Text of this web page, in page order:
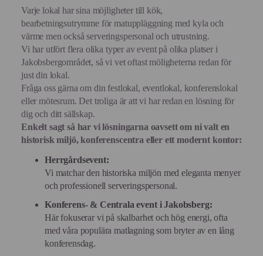
Varje lokal har sina möjligheter till kök,
bearbetningsutrymme för matuppläggning med kyla och
värme men också serveringspersonal och utrustning.
Vi har utfört flera olika typer av event på olika platser i
Jakobsbergområdet, så vi vet oftast möligheterna redan för
just din lokal.
Fråga oss gärna om din festlokal, eventlokal, konferenslokal
eller mötesrum. Det troliga är att vi har redan en lösning för
dig och ditt sällskap.
Enkelt sagt så har vi lösningarna oavsett om ni valt en
historisk miljö, konferenscentra eller ett modernt kontor:
Herrgårdsevent:
Vi matchar den historiska miljön med eleganta menyer
och professionell serveringspersonal.
Konferens- & Centrala event i Jakobsberg:
Här fokuserar vi på skalbarhet och hög energi, ofta
med våra populära matlagning som bryter av en lång
konferensdag.